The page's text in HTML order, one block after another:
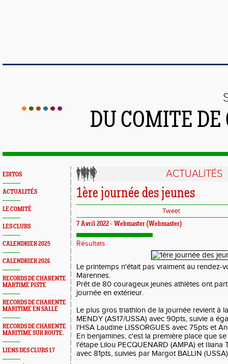
DU COMITE
EDITOS
ACTUALITÉS
LE COMITÉ
LES CLUBS
CALENDRIER 2025
CALENDRIER 2026
RECORDS DE CHARENTE
MARTIME PISTE
RECORDS DE CHARENTE
MARITIME EN SALLE
RECORDS DE CHARENTE
MARITIME SUR ROUTE.
LIENS DES CLUBS 17
ACTUALITÉS
1ère journée des jeunes
Tweet
7 Avril 2022 - Webmaster (Webmaster)
Résultats
Le printemps n'était pas vraiment au rendez-
Marennes.
Prêt de 80 courageux jeunes athlètes ont
journée en extérieur.
Le plus gros triathlon de la journée revient à
MENDY (AS17/USSA) avec 90pts, suivie a
l'HSA Laudine LISSORGUES avec 75pts et
En benjamines, c'est la première place que
l'étape Lilou PECQUENARD (AMPA) et Iliana
avec 81pts, suivies par Margot BALLIN